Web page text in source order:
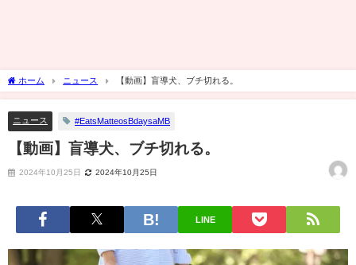
ホーム ニュース 【動画】盲導犬、ブチ切れる。
ニュース #EatsMatteosBdaysaMB
【動画】盲導犬、ブチ切れる。
2024年10月25日 2024年10月25日
LINE